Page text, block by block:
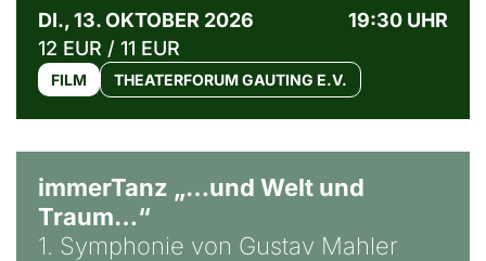
DI., 13. OKTOBER 2026
19:30 UHR
12 EUR / 11 EUR
FILM THEATERFORUM GAUTING E.V.
immerTanz „…und Welt und
Traum…“
1. Symphonie von Gustav Mahler